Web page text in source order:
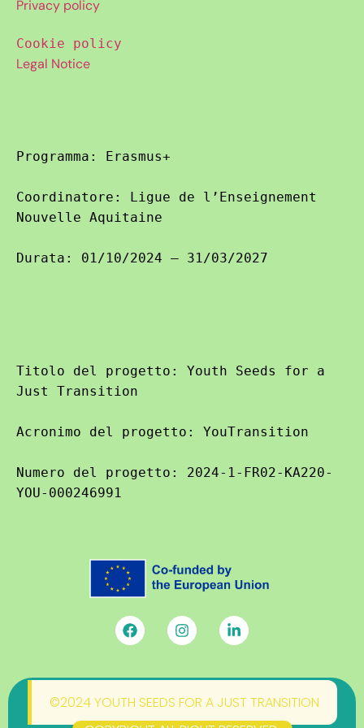
Privacy policy
Cookie policy
Legal Notice
Programma: Erasmus+
Coordinatore: Ligue de l’Enseignement
Nouvelle Aquitaine
Durata: 01/10/2024 – 31/03/2027
Titolo del progetto: Youth Seeds for a
Just Transition
Acronimo del progetto: YouTransition
Numero del progetto: 2024-1-FR02-KA220-
YOU-000246991
©2024 YOUTH SEEDS FOR A JUST TRANSITION